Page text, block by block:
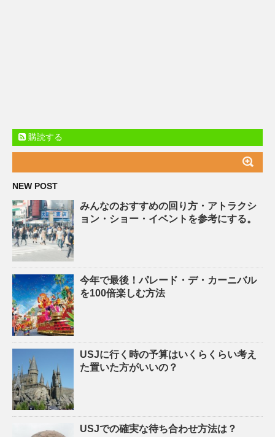
購読する
NEW POST
みんなのおすすめの回り方・アトラクシ
ョン・ショー・イベントを参考にする。
今年で最後！パレード・デ・カーニバル
を100倍楽しむ方法
USJに行く時の予算はいくらくらい考え
た置いた方がいいの？
USJでの確実な待ち合わせ方法は？